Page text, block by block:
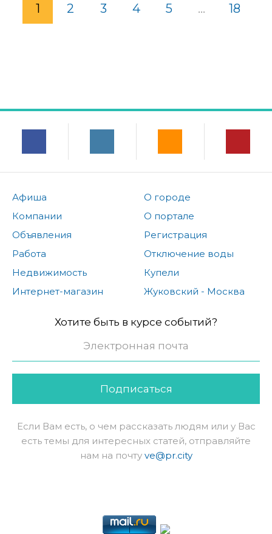
1 2 3 4 5 ... 18
Афиша
Компании
Объявления
Работа
Недвижимость
Интернет-магазин
О городе
О портале
Регистрация
Отключение воды
Купели
Жуковский - Москва
Хотите быть в курсе событий?
Подписаться
Если Вам есть, о чем рассказать людям или у Вас
есть темы для интересных статей, отправляйте
нам на почту ve@pr.city